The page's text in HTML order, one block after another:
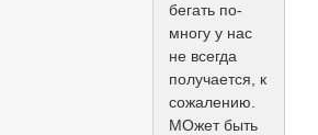
бегать по-
многу у нас
не всегда
получается, к
сожалению.
МОжет быть